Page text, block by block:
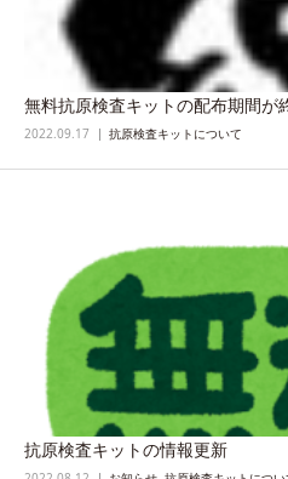
無料抗原検査キットの配布期間が
2022.09.17 抗原検査キットについて
抗原検査キットの情報更新